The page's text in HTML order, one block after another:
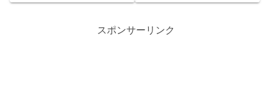
書籍も10%還元になるお得な
報を網羅。ヨドバシユーザー
金利を選ぶ理由と利用者のリ
で、後悔しないローン選びの
スポンサーリンク